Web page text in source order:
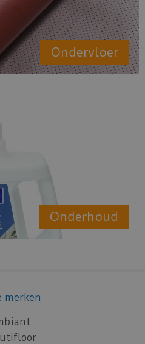
Ondervloer
Onderhoud
merken